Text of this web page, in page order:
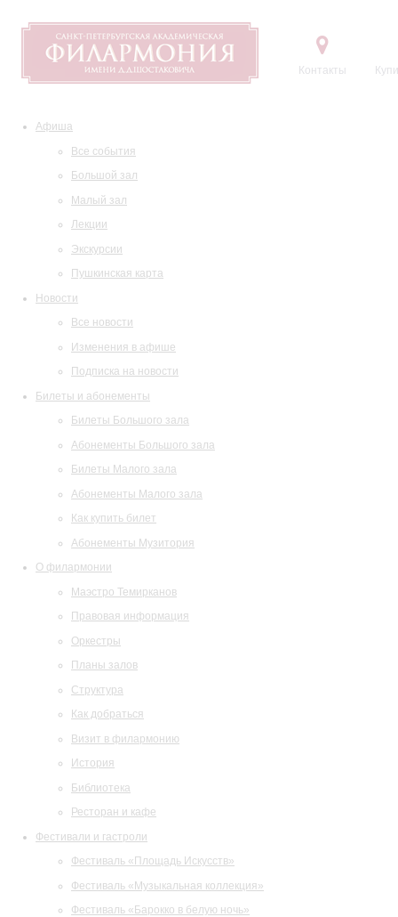
Контакты
Афиша
Все события
Большой зал
Малый зал
Лекции
Экскурсии
Пушкинская карта
Новости
Все новости
Изменения в афише
Подписка на новости
Билеты и абонементы
Билеты Большого зала
Абонементы Большого зала
Билеты Малого зала
Абонементы Малого зала
Как купить билет
Абонементы Музитория
О филармонии
Маэстро Темирканов
Правовая информация
Оркестры
Планы залов
Структура
Как добраться
Визит в филармонию
История
Библиотека
Ресторан и кафе
Фестивали и гастроли
Фестиваль «Площадь Искусств»
Фестиваль «Музыкальная коллекция»
Фестиваль «Барокко в белую ночь»